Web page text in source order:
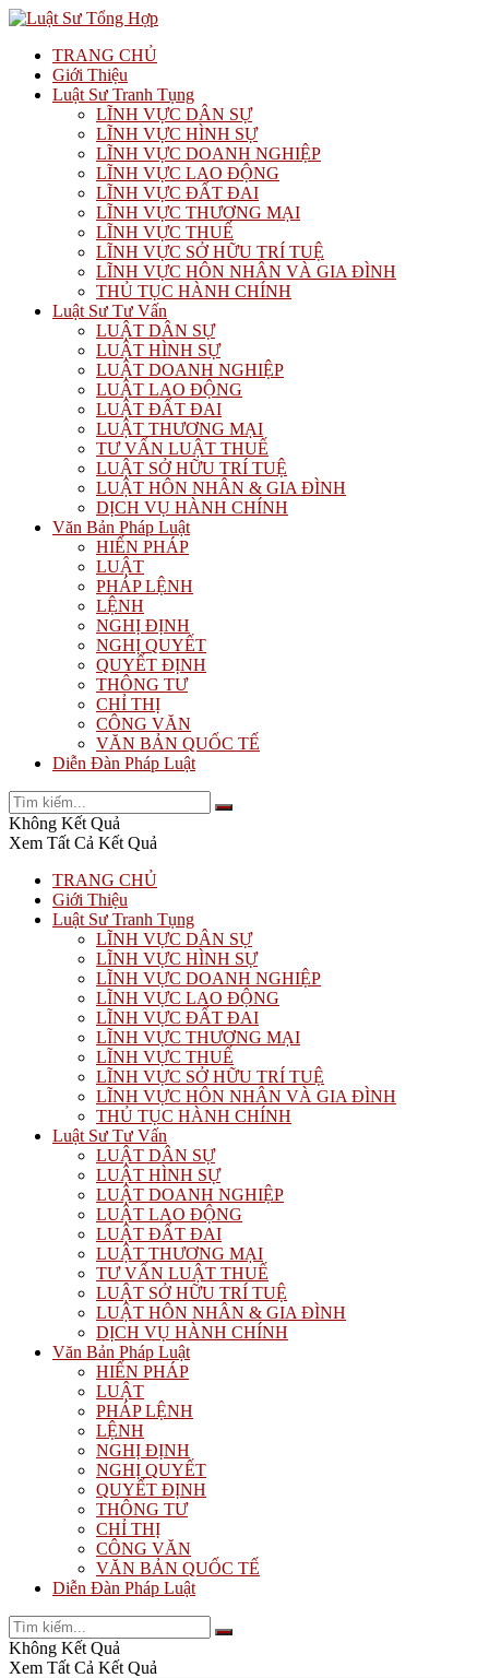
TRANG CHỦ
Giới Thiệu
Luật Sư Tranh Tụng
LĨNH VỰC DÂN SỰ
LĨNH VỰC HÌNH SỰ
LĨNH VỰC DOANH NGHIỆP
LĨNH VỰC LAO ĐỘNG
LĨNH VỰC ĐẤT ĐAI
LĨNH VỰC THƯƠNG MẠI
LĨNH VỰC THUẾ
LĨNH VỰC SỞ HỮU TRÍ TUỆ
LĨNH VỰC HÔN NHÂN VÀ GIA ĐÌNH
THỦ TỤC HÀNH CHÍNH
Luật Sư Tư Vấn
LUẬT DÂN SỰ
LUẬT HÌNH SỰ
LUẬT DOANH NGHIỆP
LUẬT LAO ĐỘNG
LUẬT ĐẤT ĐAI
LUẬT THƯƠNG MẠI
TƯ VẤN LUẬT THUẾ
LUẬT SỞ HỮU TRÍ TUỆ
LUẬT HÔN NHÂN & GIA ĐÌNH
DỊCH VỤ HÀNH CHÍNH
Văn Bản Pháp Luật
HIẾN PHÁP
LUẬT
PHÁP LỆNH
LỆNH
NGHỊ ĐỊNH
NGHỊ QUYẾT
QUYẾT ĐỊNH
THÔNG TƯ
CHỈ THỊ
CÔNG VĂN
VĂN BẢN QUỐC TẾ
Diễn Đàn Pháp Luật
Không Kết Quả
Xem Tất Cả Kết Quả
TRANG CHỦ
Giới Thiệu
Luật Sư Tranh Tụng
LĨNH VỰC DÂN SỰ
LĨNH VỰC HÌNH SỰ
LĨNH VỰC DOANH NGHIỆP
LĨNH VỰC LAO ĐỘNG
LĨNH VỰC ĐẤT ĐAI
LĨNH VỰC THƯƠNG MẠI
LĨNH VỰC THUẾ
LĨNH VỰC SỞ HỮU TRÍ TUỆ
LĨNH VỰC HÔN NHÂN VÀ GIA ĐÌNH
THỦ TỤC HÀNH CHÍNH
Luật Sư Tư Vấn
LUẬT DÂN SỰ
LUẬT HÌNH SỰ
LUẬT DOANH NGHIỆP
LUẬT LAO ĐỘNG
LUẬT ĐẤT ĐAI
LUẬT THƯƠNG MẠI
TƯ VẤN LUẬT THUẾ
LUẬT SỞ HỮU TRÍ TUỆ
LUẬT HÔN NHÂN & GIA ĐÌNH
DỊCH VỤ HÀNH CHÍNH
Văn Bản Pháp Luật
HIẾN PHÁP
LUẬT
PHÁP LỆNH
LỆNH
NGHỊ ĐỊNH
NGHỊ QUYẾT
QUYẾT ĐỊNH
THÔNG TƯ
CHỈ THỊ
CÔNG VĂN
VĂN BẢN QUỐC TẾ
Diễn Đàn Pháp Luật
Không Kết Quả
Xem Tất Cả Kết Quả